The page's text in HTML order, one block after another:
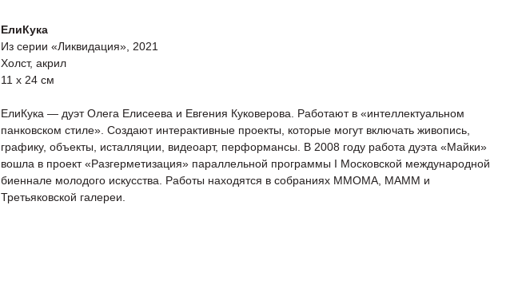
ЕлиКука
Из серии «Ликвидация», 2021
Холст, акрил
11 x 24 см
ЕлиКука — дуэт Олега Елисеева и Евгения Куковерова. Работают в «интеллектуальном
панковском стиле». Cоздают интерактивные проекты, которые могут включать живопись,
графику, объекты, исталляции, видеоарт, перформансы. В 2008 году работа дуэта «Майки»
вошла в проект «Разгерметизация» параллельной программы I Московской международной
биеннале молодого искусства. Работы находятся в собраниях ММОМА, МАММ и
Третьяковской галереи.